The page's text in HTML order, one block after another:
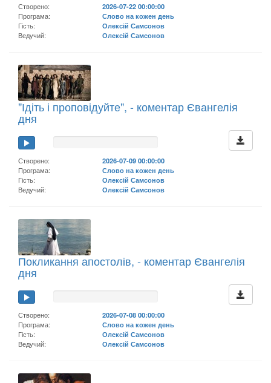
Створено:
2026-07-22 00:00:00
Програма:
Слово на кожен день
Гість:
Олексій Самсонов
Ведучий:
Олексій Самсонов
"Ідіть і проповідуйте", - коментар Євангелія
дня
Створено:
2026-07-09 00:00:00
Програма:
Слово на кожен день
Гість:
Олексій Самсонов
Ведучий:
Олексій Самсонов
Покликання апостолів, - коментар Євангелія
дня
Створено:
2026-07-08 00:00:00
Програма:
Слово на кожен день
Гість:
Олексій Самсонов
Ведучий:
Олексій Самсонов